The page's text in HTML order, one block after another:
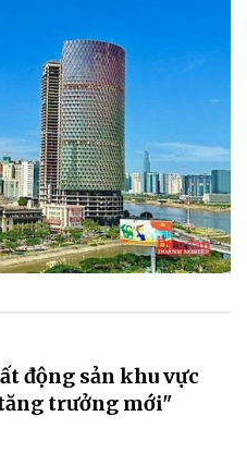
động sản khu vực
trưởng mới"